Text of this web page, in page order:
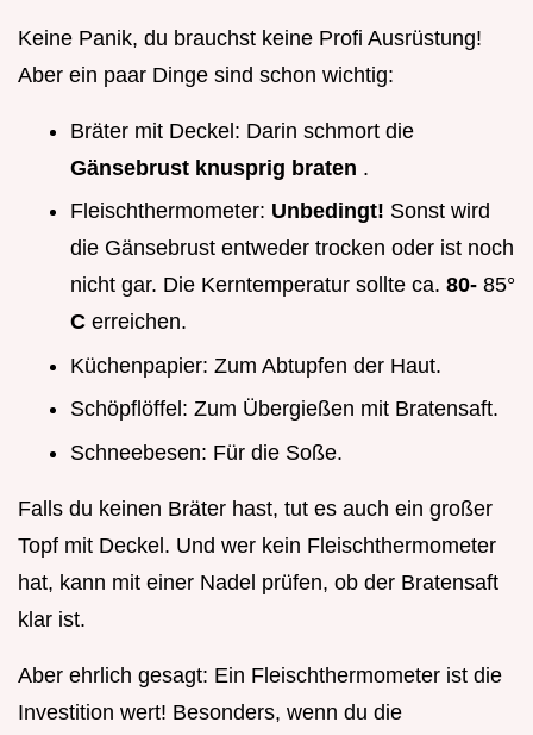
Keine Panik, du brauchst keine Profi Ausrüstung!
Aber ein paar Dinge sind schon wichtig:
Bräter mit Deckel: Darin schmort die
Gänsebrust knusprig braten .
Fleischthermometer: Unbedingt! Sonst wird
die Gänsebrust entweder trocken oder ist noch
nicht gar. Die Kerntemperatur sollte ca. 80- 85°
C erreichen.
Küchenpapier: Zum Abtupfen der Haut.
Schöpflöffel: Zum Übergießen mit Bratensaft.
Schneebesen: Für die Soße.
Falls du keinen Bräter hast, tut es auch ein großer
Topf mit Deckel. Und wer kein Fleischthermometer
hat, kann mit einer Nadel prüfen, ob der Bratensaft
klar ist.
Aber ehrlich gesagt: Ein Fleischthermometer ist die
Investition wert! Besonders, wenn du die